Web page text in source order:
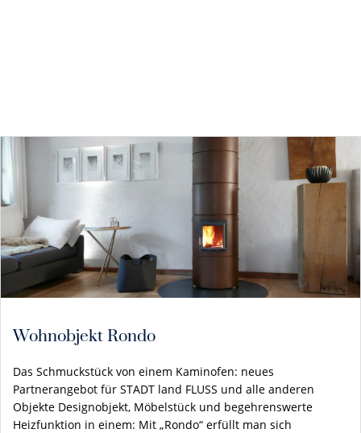
Wohnobjekt Rondo
Das Schmuckstück von einem Kaminofen: neues
Partnerangebot für STADT land FLUSS und alle anderen
Objekte Designobjekt, Möbelstück und begehrenswerte
Heizfunktion in einem: Mit „Rondo“ erfüllt man sich